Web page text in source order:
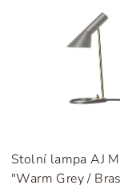
Stolní lampa AJ
"Warm Grey /